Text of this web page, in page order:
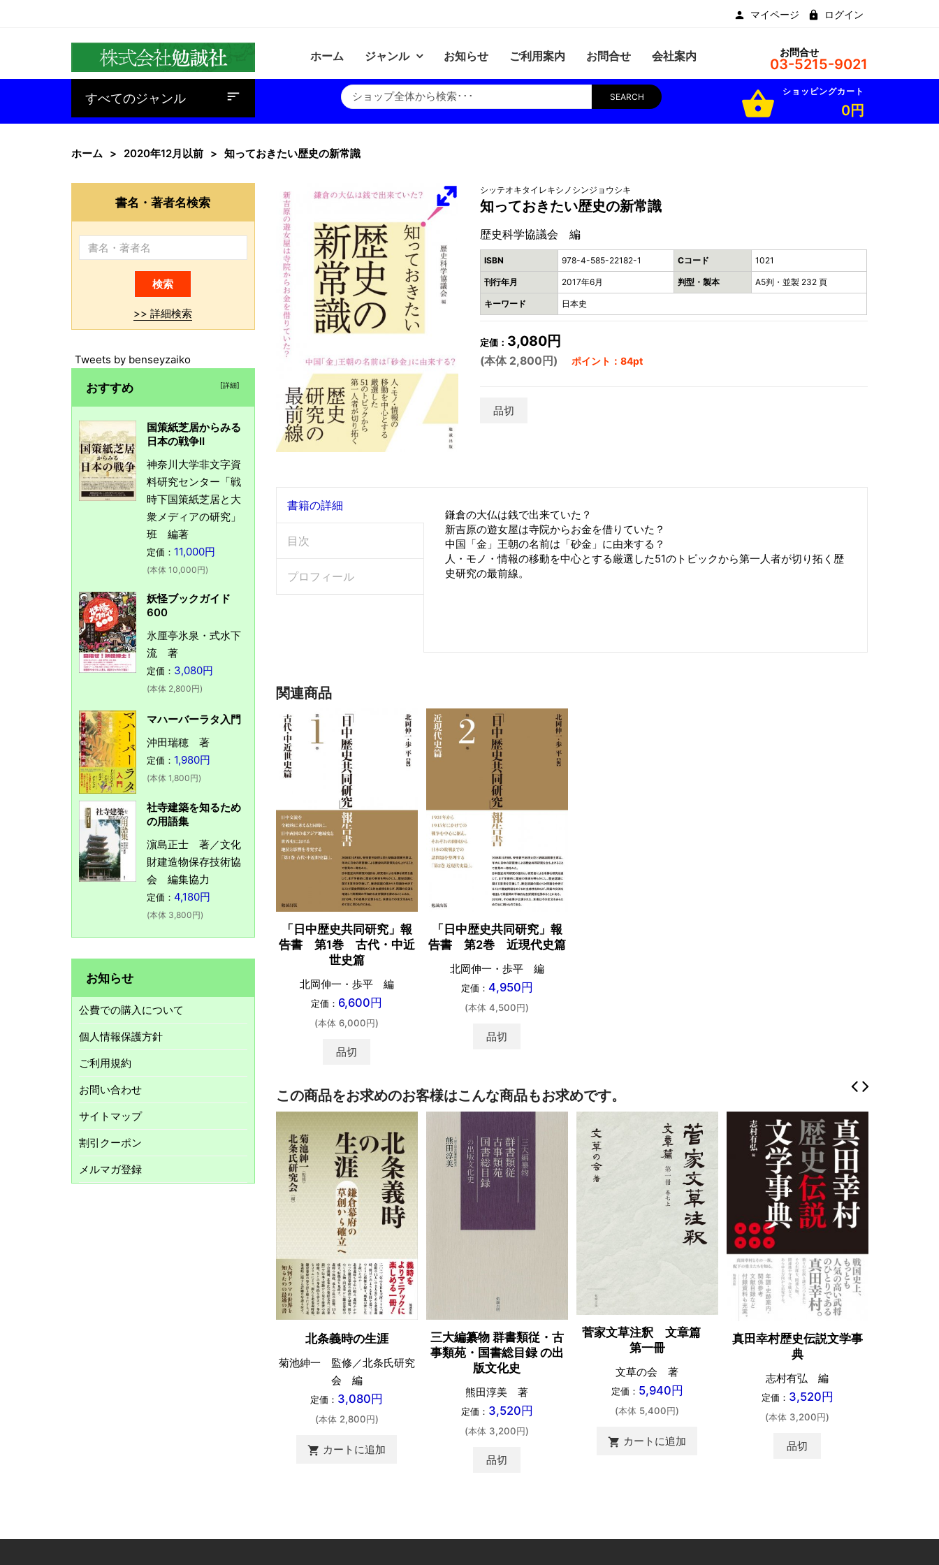
マイページ ログイン
ホーム ジャンル お知らせ ご利用案内 お問合せ 会社案内 お問合せ
03-5215-9021
すべてのジャンル
baseline_sort SEARCH shopping_basket ショッピングカート
0円
ホーム 2020年12月以前 知っておきたい歴史の新常識
シッテオキタイレキシノシンジョウシキ
知っておきたい歴史の新常識
歴史科学協議会 編
ISBN 978-4-585-22182-1 Cコード 1021
刊行年月 2017年6月 判型・製本 A5判・並製 232 頁
キーワード 日本史
定価： 3,080円
(本体 2,800円) ポイント：84pt
品切
書籍の詳細
目次
プロフィール
鎌倉の大仏は銭で出来ていた？
新吉原の遊女屋は寺院からお金を借りていた？
中国「金」王朝の名前は「砂金」に由来する？
人・モノ・情報の移動を中心とする厳選した51のトピックから第一人者が切り拓く歴
史研究の最前線。
関連商品
「日中歴史共同研究」報
告書 第1巻 古代・中近
世史篇
北岡伸一・歩平 編
定価： 6,600円
(本体 6,000円)
品切
「日中歴史共同研究」報
告書 第2巻 近現代史篇
北岡伸一・歩平 編
定価： 4,950円
(本体 4,500円)
品切
この商品をお求めのお客様はこんな商品もお求めです。
北条義時の生涯
菊池紳一 監修／北条氏研究
会 編
定価： 3,080円
(本体 2,800円)
shopping_cart カートに追加
三大編纂物 群書類従・古
事類苑・国書総目録 の出
版文化史
熊田淳美 著
定価： 3,520円
(本体 3,200円)
品切
菅家文草注釈 文章篇
第一冊
文草の会 著
定価： 5,940円
(本体 5,400円)
shopping_cart カートに追加
真田幸村歴史伝説文学事
典
志村有弘 編
定価： 3,520円
(本体 3,200円)
品切
書名・著者名検索
>> 詳細検索
Tweets by benseyzaiko
おすすめ [詳細]
国策紙芝居からみる
日本の戦争Ⅱ
神奈川大学非文字資
料研究センター「戦
時下国策紙芝居と大
衆メディアの研究」
班 編著
定価： 11,000円
(本体 10,000円)
妖怪ブックガイド
600
氷厘亭氷泉・式水下
流 著
定価： 3,080円
(本体 2,800円)
マハーバーラタ入門
沖田瑞穂 著
定価： 1,980円
(本体 1,800円)
社寺建築を知るため
の用語集
濵島正士 著／文化
財建造物保存技術協
会 編集協力
定価： 4,180円
(本体 3,800円)
お知らせ
公費での購入について
個人情報保護方針
ご利用規約
お問い合わせ
サイトマップ
割引クーポン
メルマガ登録